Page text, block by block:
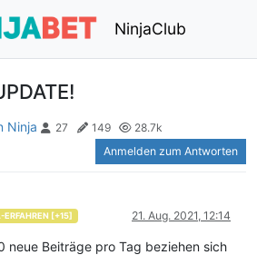
NinjaClub
Ninja 27 149
28.7k
Anmelden zum Antworten
ERFAHREN [+15] 21. Aug. 2021, 12:14
neue Beiträge pro Tag beziehen sich